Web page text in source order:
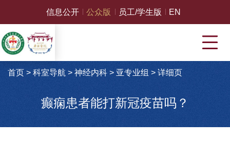
信息公开 公众版 员工/学生版 EN
首页 > 科室导航> 神经内科> 亚专业组 > 详细页
癫痫患者能打新冠疫苗吗？